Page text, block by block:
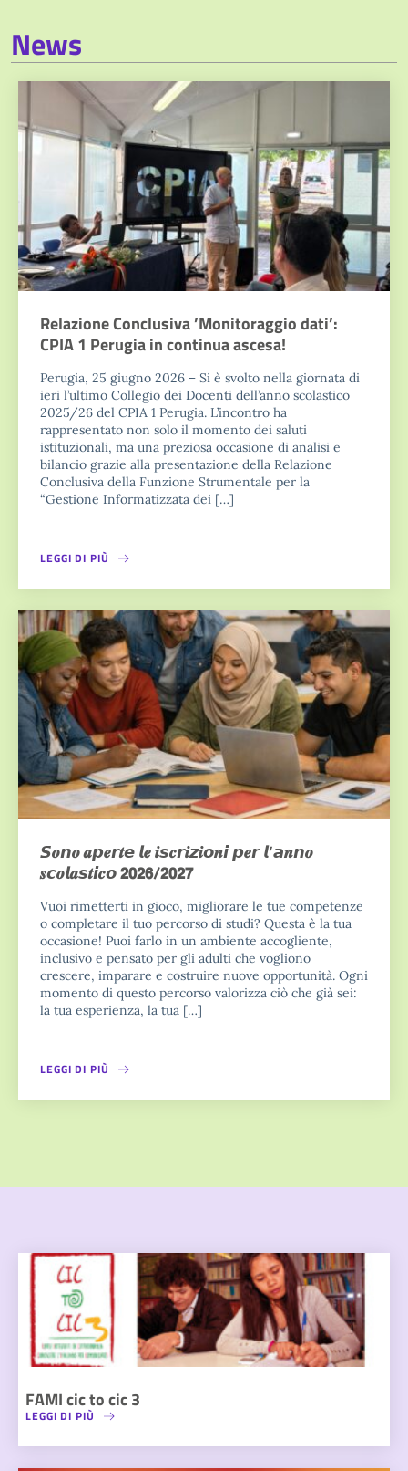
News
Relazione Conclusiva ’Monitoraggio dati’:
CPIA 1 Perugia in continua ascesa!
Perugia, 25 giugno 2026 – Si è svolto nella giornata di
ieri l’ultimo Collegio dei Docenti dell’anno scolastico
2025/26 del CPIA 1 Perugia. L’incontro ha
rappresentato non solo il momento dei saluti
istituzionali, ma una preziosa occasione di analisi e
bilancio grazie alla presentazione della Relazione
Conclusiva della Funzione Strumentale per la
“Gestione Informatizzata dei […]
LEGGI DI PIÙ
𝙎𝒐𝙣𝒐 𝒂𝙥𝒆𝙧𝒕𝙚 𝙡𝒆 𝒊𝙨𝒄𝙧𝒊𝙯𝒊𝙤𝒏𝙞 𝙥𝒆𝙧 𝙡’𝙖𝒏𝙣𝒐
𝒔𝙘𝒐𝙡𝒂𝙨𝒕𝙞𝒄𝙤 𝟮𝟬𝟮𝟲/𝟮𝟬𝟮𝟳
Vuoi rimetterti in gioco, migliorare le tue competenze
o completare il tuo percorso di studi? Questa è la tua
occasione! Puoi farlo in un ambiente accogliente,
inclusivo e pensato per gli adulti che vogliono
crescere, imparare e costruire nuove opportunità. Ogni
momento di questo percorso valorizza ciò che già sei:
la tua esperienza, la tua […]
LEGGI DI PIÙ
FAMI cic to cic 3
LEGGI DI PIÙ